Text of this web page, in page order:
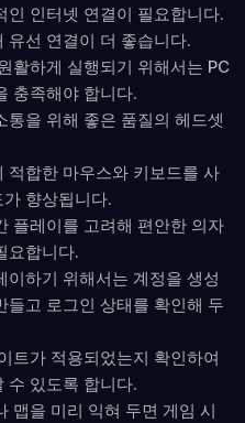
인 인터넷 연결이 필요합니다.
유선 연결이 더 좋습니다.
활하게 실행되기 위해서는 PC
충족해야 합니다.
통을 위해 좋은 품질의 헤드셋
적합한 마우스와 키보드를 사
향상됩니다.
플레이를 고려해 편안한 의자
요합니다.
이하기 위해서는 계정을 생성
들고 로그인 상태를 확인해 두
트가 적용되었는지 확인하여
수 있도록 합니다.
맵을 미리 익혀 두면 게임 시